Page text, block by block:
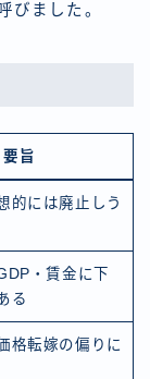
びました。
要旨
的には廃止しう
・賃金に下
る
格転嫁の偏りに